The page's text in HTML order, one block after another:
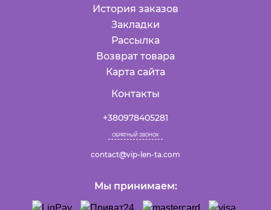
История заказов
Закладки
Рассылка
Возврат товара
Карта сайта
Контакты
+380978405281
ОБРАТНЫЙ ЗВОНОК
contact@vip-len-ta.com
Мы принимаем: